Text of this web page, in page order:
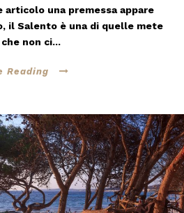
articolo una premessa appare
il Salento è una di quelle mete
non ci...
Reading